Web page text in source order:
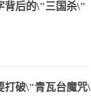
背后的\"三国杀\"
破\"青瓦台魔咒\"